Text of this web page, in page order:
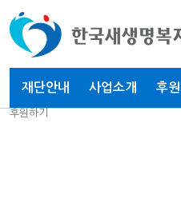
재단안내 사업소개 후원
후원하기